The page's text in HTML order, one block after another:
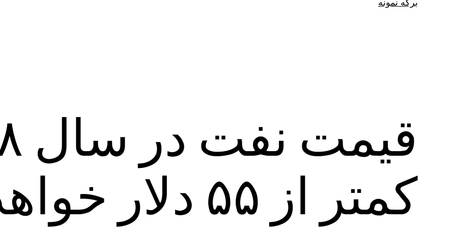
برگه نمونه
کمتر از ۵۵ دلار